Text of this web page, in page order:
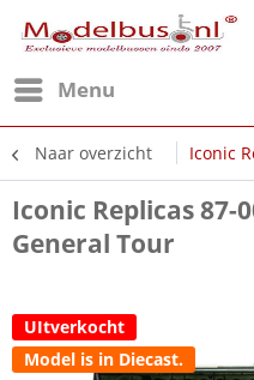
Menu
Naar overzicht Iconic
Iconic Replicas 87-
General Tour
UItverkocht
Model is in Diecast.